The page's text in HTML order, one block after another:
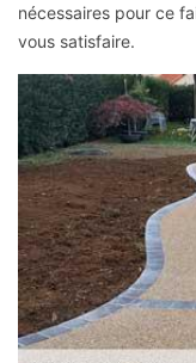
nécessaires pour ce
vous satisfaire.